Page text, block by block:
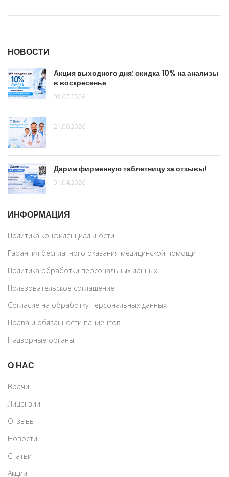
НОВОСТИ
Акция выходного дня: скидка 10% на анализы
в воскресенье
09.07.2026
21.06.2026
Дарим фирменную таблетницу за отзывы!
01.04.2026
ИНФОРМАЦИЯ
Политика конфиденциальности
Гарантия бесплатного оказания медицинской помощи
Политика обработки персональных данных
Пользовательское соглашение
Согласие на обработку персональных данных
Права и обязанности пациентов
Надзорные органы
О НАС
Врачи
Лицензии
Отзывы
Новости
Статьи
Акции